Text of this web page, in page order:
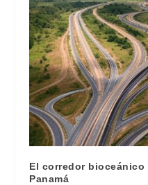
El corredor bioceánico
Panamá